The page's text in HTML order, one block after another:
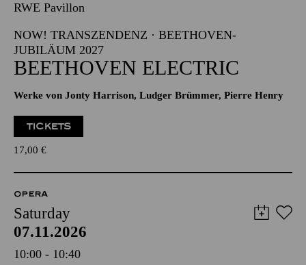
RWE Pavillon
NOW! TRANSZENDENZ · BEETHOVEN-
JUBILÄUM 2027
BEETHOVEN ELECTRIC
Werke von Jonty Harrison, Ludger Brümmer, Pierre Henry
TICKETS
17,00 €
OPERA
Saturday
07.11.2026
10:00 - 10:40